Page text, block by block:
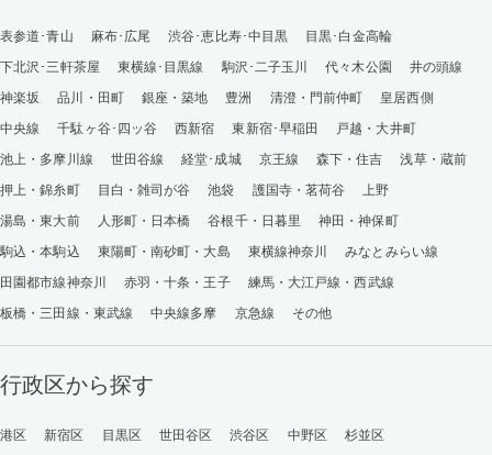
表参道･青山 麻布･広尾 渋谷･恵比寿･中目黒
目黒･白金高輪
下北沢･三軒茶屋
東横線･目黒線 駒沢･二子玉川 代々木公園
井の頭線
神楽坂
品川・田町 銀座・築地 豊洲 清澄・門前仲町
皇居西側
中央線
千駄ヶ谷･四ッ谷 西新宿 東新宿･早稲田
戸越・大井町
池上・多摩川線
世田谷線 経堂･成城 京王線 森下・住吉
浅草・蔵前
押上・錦糸町
目白・雑司が谷 池袋 護国寺・茗荷谷
上野
湯島・東大前
人形町・日本橋 谷根千・日暮里
神田・神保町
駒込・本駒込
東陽町・南砂町・大島 東横線神奈川
みなとみらい線
田園都市線神奈川
赤羽・十条・王子
練馬・大江戸線・西武線
板橋・三田線・東武線
中央線多摩 京急線 その他
行政区から探す
港区 新宿区 目黒区 世田谷区 渋谷区 中野区 杉並区